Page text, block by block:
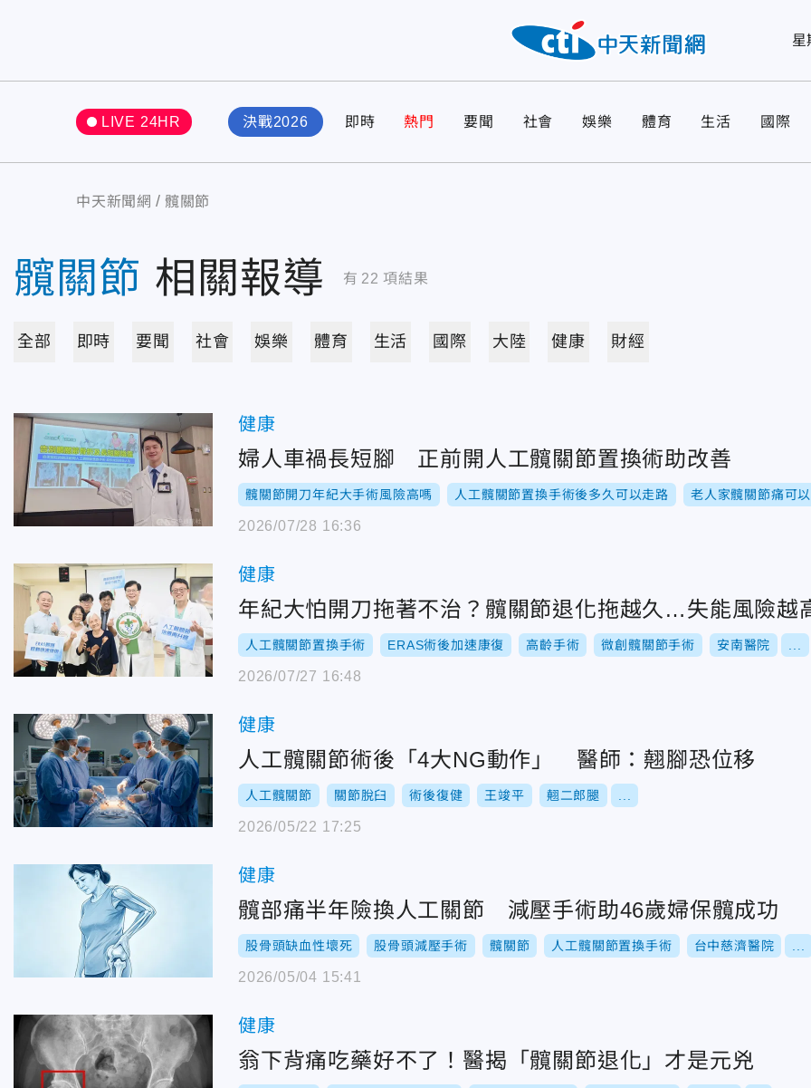
星
LIVE 24HR 決戰2026 即時 熱門 要聞 社會 娛樂 體育 生活 國際
中天新聞網 髖關節
髖關節 相關報導 有 22 項結果
全部 即時 要聞 社會 娛樂 體育 生活 國際 大陸 健康 財經
健康
婦人車禍長短腳 正前開人工髖關節置換術助改善
髖關節開刀年紀大手術風險高嗎 人工髖關節置換手術後多久可以走路 老人家髖關節痛可
2026/07/28 16:36
健康
年紀大怕開刀拖著不治？髖關節退化拖越久…失能風險越
人工髖關節置換手術 ERAS術後加速康復 高齡手術 微創髖關節手術 安南醫院
2026/07/27 16:48
健康
人工髖關節術後「4大NG動作」 醫師：翹腳恐位移
人工髖關節 關節脫臼 術後復健 王竣平 翹二郎腿
2026/05/22 17:25
健康
髖部痛半年險換人工關節 減壓手術助46歲婦保髖成功
股骨頭缺血性壞死 股骨頭減壓手術 髖關節 人工髖關節置換手術 台中慈濟醫院
2026/05/04 15:41
健康
翁下背痛吃藥好不了！醫揭「髖關節退化」才是元兇